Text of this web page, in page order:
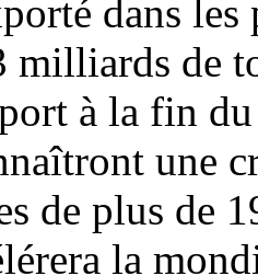
dans
milliards de
à la fin
une
de plus de
la